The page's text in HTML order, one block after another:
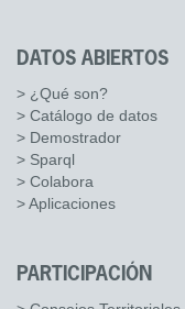
DATOS ABIERTOS
> ¿Qué son?
> Catálogo de datos
> Demostrador
> Sparql
> Colabora
> Aplicaciones
PARTICIPACIÓN